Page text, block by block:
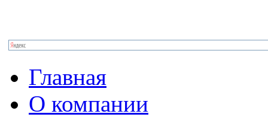
Главная
О компании